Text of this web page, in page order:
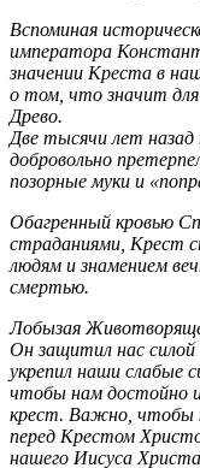
Вспоминая
императора
значении Креста в
о том, что значит
Древо.
Две тысячи лет
добровольно
позорные муки и
Обагренный кровью
страданиями, Крест
людям и знамением
смертью.
Лобызая
Он защитил нас
укрепил наши слабые
чтобы нам достойно
крест. Важно, чтобы
перед Крестом
нашего Иисуса